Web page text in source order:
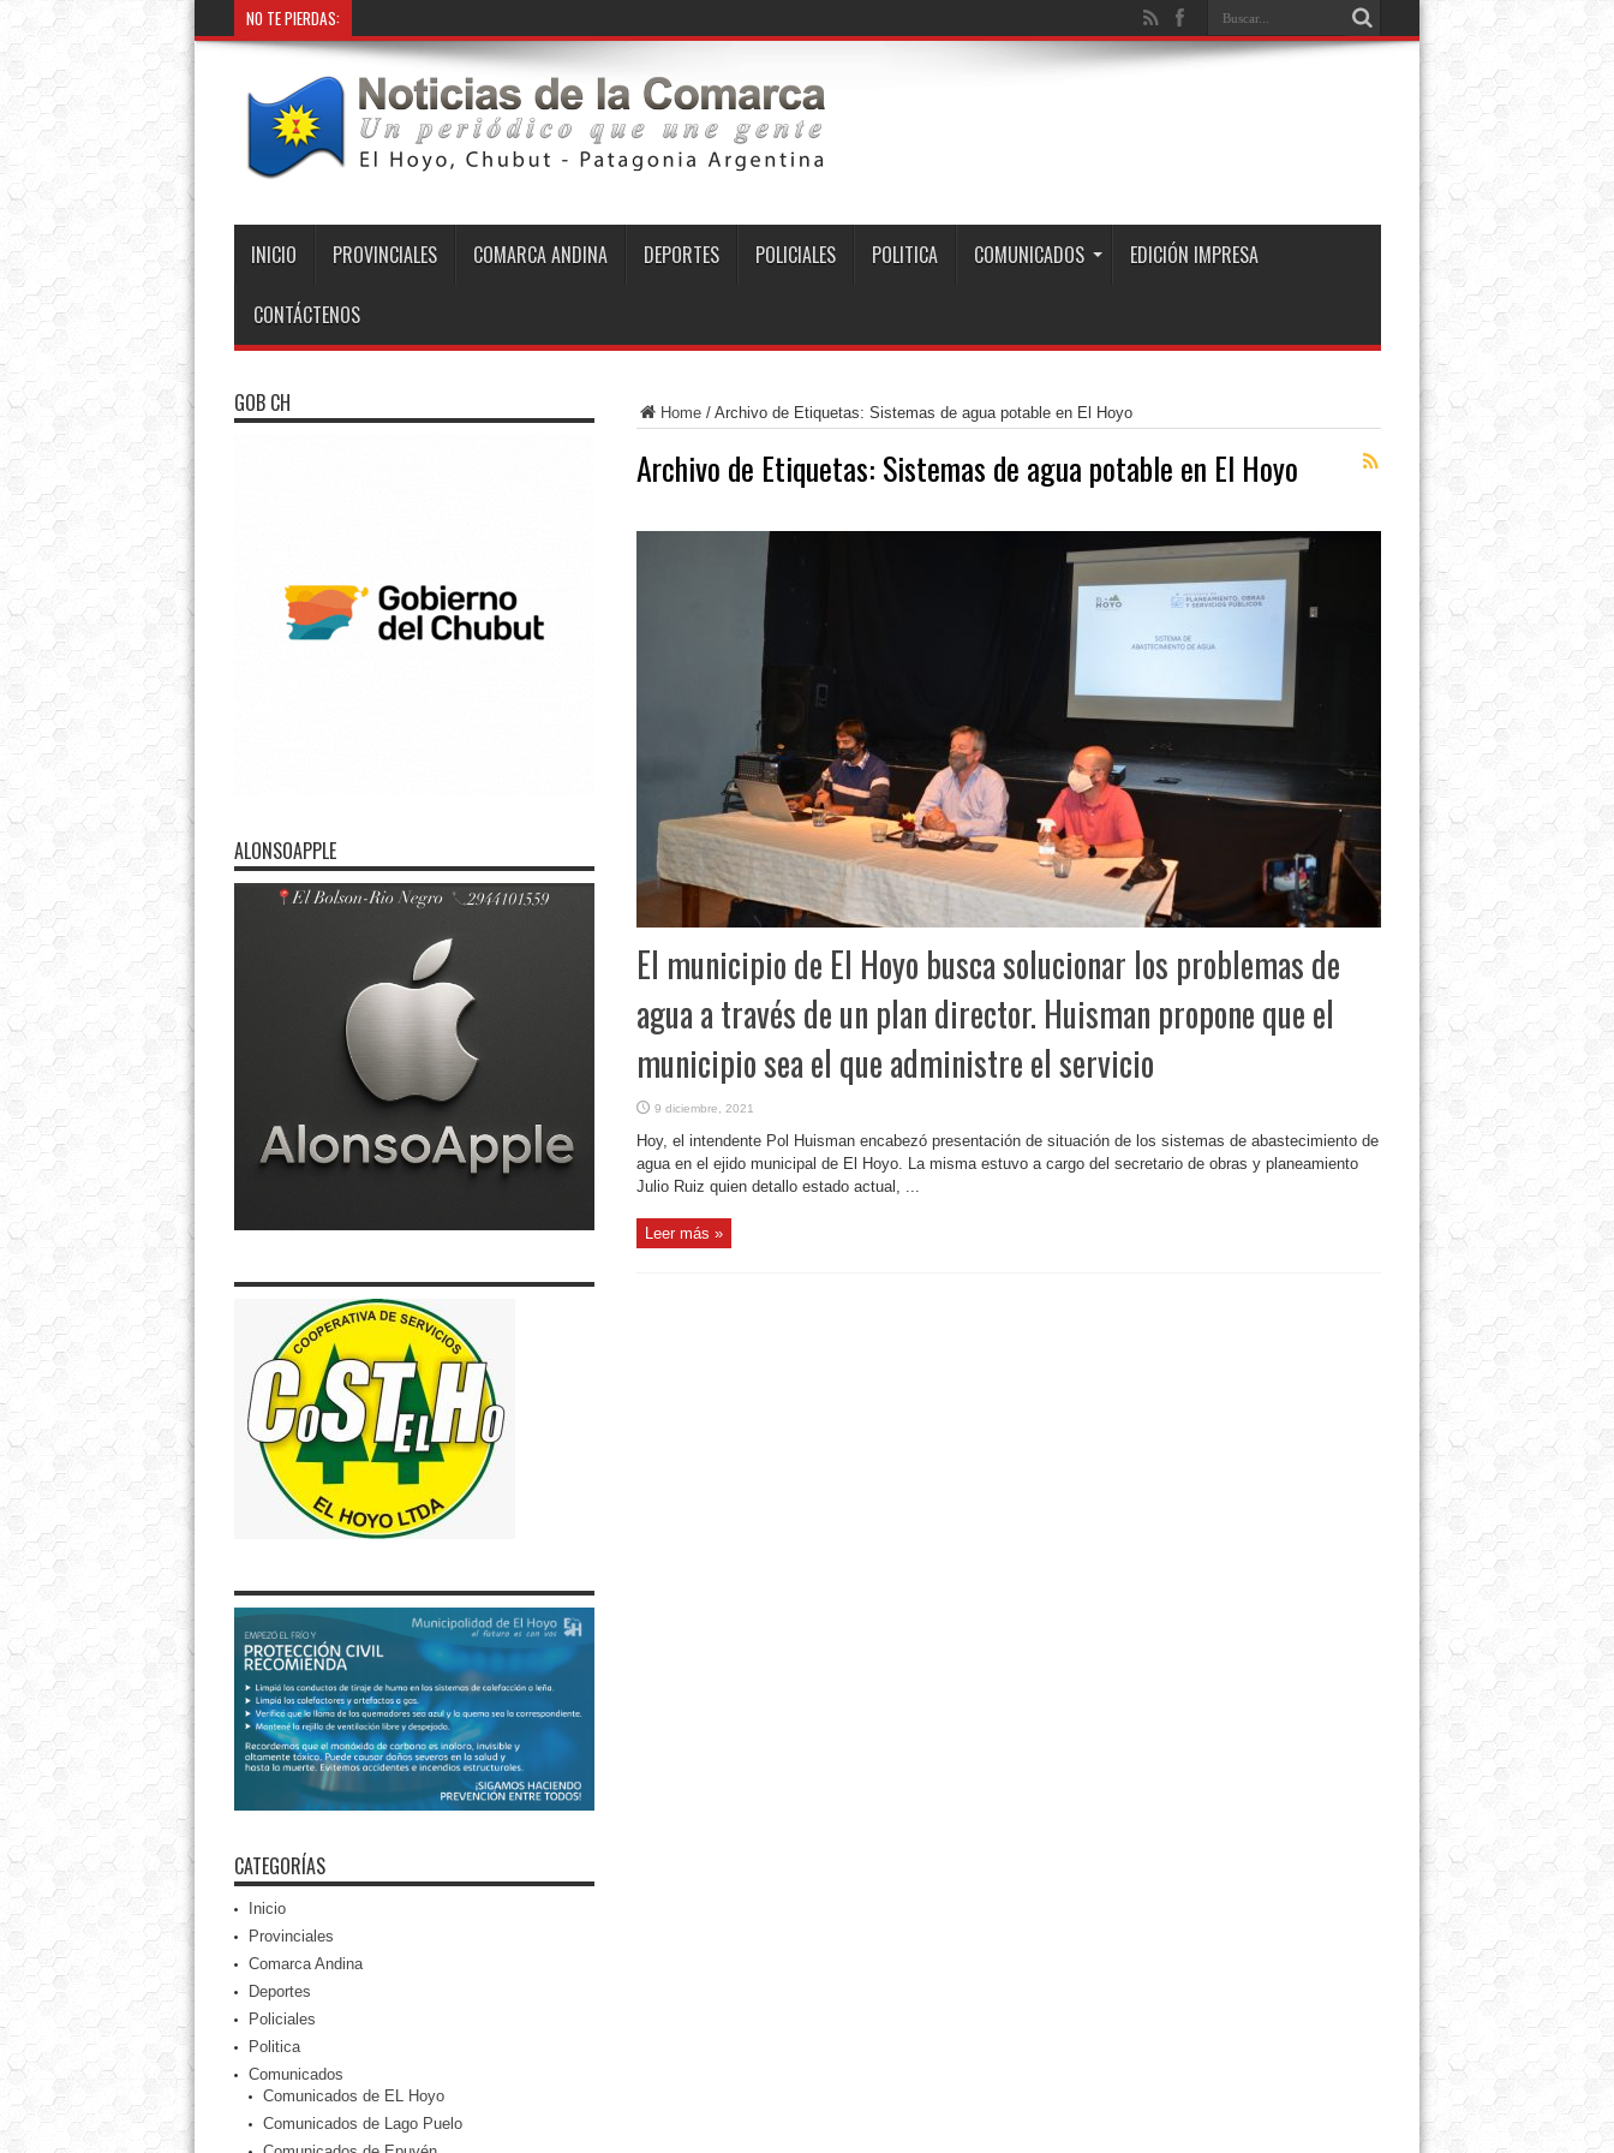
NO TE PIERDAS:
INICIO PROVINCIALES COMARCA ANDINA DEPORTES POLICIALES POLITICA COMUNICADOS EDICIÓN IMPRESA
CONTÁCTENOS
Home/ Archivo de Etiquetas: Sistemas de agua potable en El Hoyo
Archivo de Etiquetas: Sistemas de agua potable en El Hoyo
El municipio de El Hoyo busca solucionar los problemas de
agua a través de un plan director. Huisman propone que el
municipio sea el que administre el servicio
9 diciembre, 2021
Hoy, el intendente Pol Huisman encabezó presentación de situación de los sistemas de abastecimiento de
agua en el ejido municipal de El Hoyo. La misma estuvo a cargo del secretario de obras y planeamiento
Julio Ruiz quien detallo estado actual, ...
Leer más »
GOB CH
ALONSOAPPLE
CATEGORÍAS
Inicio
Provinciales
Comarca Andina
Deportes
Policiales
Politica
Comunicados
Comunicados de EL Hoyo
Comunicados de Lago Puelo